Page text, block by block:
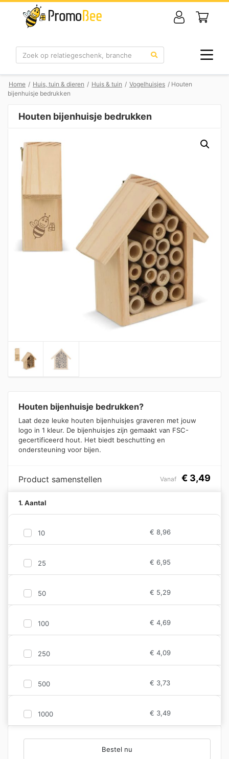
Zoek
Home / Huis, tuin & dieren / Huis & tuin / Vogelhuisjes / Houten
bijenhuisje bedrukken
Houten bijenhuisje bedrukken
Houten bijenhuisje bedrukken?
Laat deze leuke houten bijenhuisjes graveren met jouw
logo in 1 kleur. De bijenhuisjes zijn gemaakt van FSC-
gecertificeerd hout. Het biedt beschutting en
ondersteuning voor bijen.
Product samenstellen Vanaf € 3,49
1. Aantal
10 € 8,96
25 € 6,95
50 € 5,29
100 € 4,69
250 € 4,09
500 € 3,73
1000 € 3,49
Bestel nu